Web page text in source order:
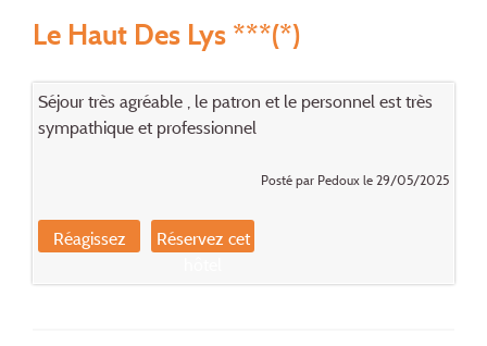
Le Haut Des Lys ***(*)
Séjour très agréable , le patron et le personnel est très
sympathique et professionnel
Posté par Pedoux le 29/05/2025
Réagissez
Réservez cet